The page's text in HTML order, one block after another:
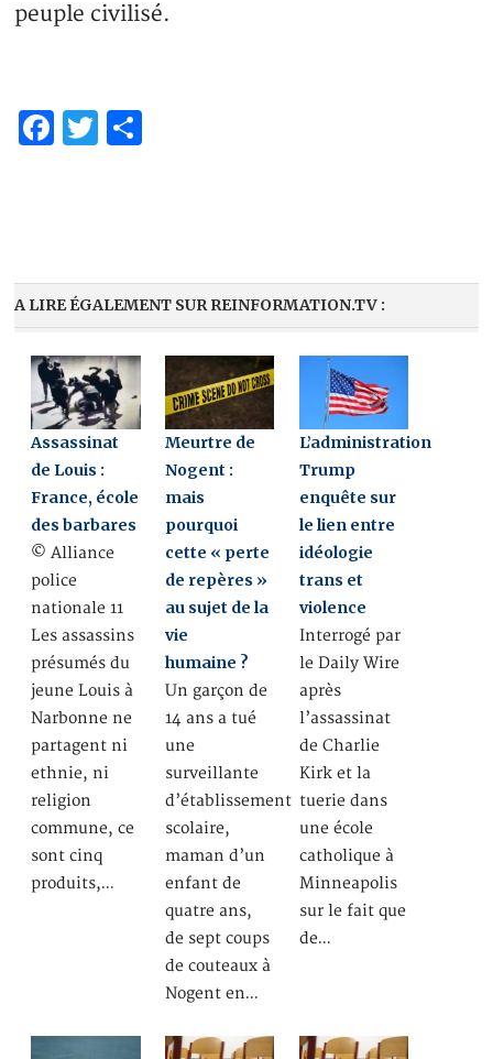
peuple civilisé.
Facebook
Twitter
A LIRE ÉGALEMENT SUR REINFORMATION.TV :
Assassinat
de Louis :
France, école
des barbares
© Alliance
police
nationale 11
Les assassins
présumés du
jeune Louis à
Narbonne ne
partagent ni
ethnie, ni
religion
commune, ce
sont cinq
produits,…
Meurtre de
Nogent :
mais
pourquoi
cette « perte
de repères »
au sujet de la
vie
humaine ?
Un garçon de
14 ans a tué
une
surveillante
d’établissement
scolaire,
maman d’un
enfant de
quatre ans,
de sept coups
de couteaux à
Nogent en…
L’administration
Trump
enquête sur
le lien entre
idéologie
trans et
violence
Interrogé par
le Daily Wire
après
l’assassinat
de Charlie
Kirk et la
tuerie dans
une école
catholique à
Minneapolis
sur le fait que
de…